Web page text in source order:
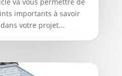
importants à savoir
votre projet...